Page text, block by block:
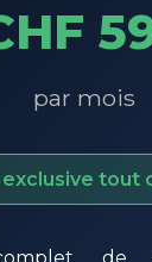
par mois
tout
de